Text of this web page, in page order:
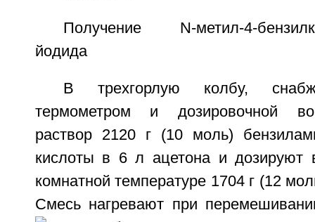
Получение N-метил-4-
йодида
В трехгорлую колбу,
термометром и дозировочной
раствор 2120 г (10 моль)
кислоты в 6 л ацетона и дозируют
комнатной температуре 1704 г (12
Смесь нагревают при